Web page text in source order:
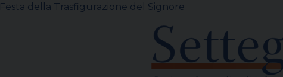
Festa della Trasfigurazione del Signore